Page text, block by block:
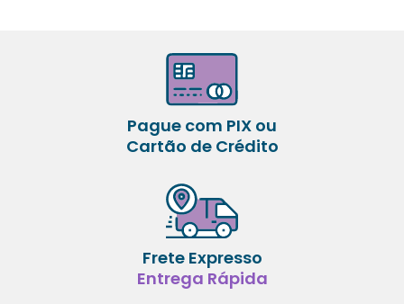
Pague com PIX ou
Cartão de Crédito
Frete Expresso
Entrega Rápida